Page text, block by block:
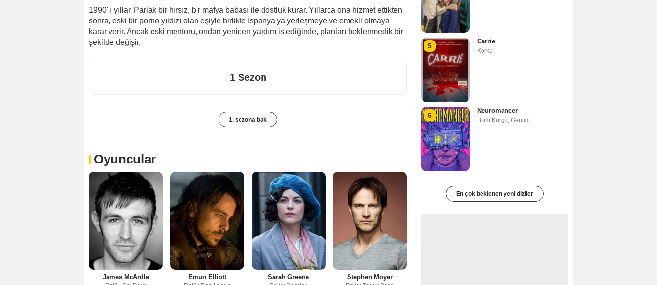
1990'lı yıllar. Parlak bir hırsız, bir mafya babası ile dostluk kurar. Yıllarca ona hizmet ettikten
sonra, eski bir porno yıldızı olan eşiyle birlikte İspanya'ya yerleşmeye ve emekli olmaya
karar verir. Ancak eski mentoru, ondan yeniden yardım istediğinde, planları beklenmedik bir
şekilde değişir.
1 Sezon
1. sezona bak
Oyuncular
James McArdle Emun Elliott Sarah Greene Stephen Moyer
5
Carrie
Korku
6
Neuromancer
Bilim Kurgu, Gerilim
En çok beklenen yeni diziler